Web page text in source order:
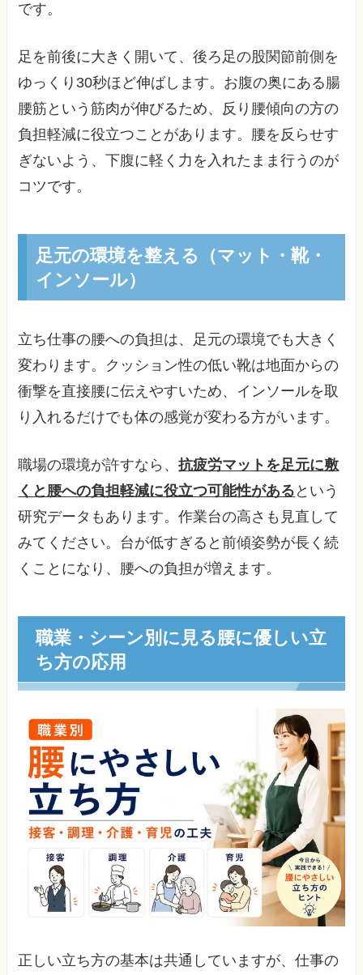
です。
足を前後に大きく開いて、後ろ足の股関節前側を
ゆっくり30秒ほど伸ばします。お腹の奥にある腸
腰筋という筋肉が伸びるため、反り腰傾向の方の
負担軽減に役立つことがあります。腰を反らせす
ぎないよう、下腹に軽く力を入れたまま行うのが
コツです。
足元の環境を整える（マット・靴・
インソール）
立ち仕事の腰への負担は、足元の環境でも大きく
変わります。クッション性の低い靴は地面からの
衝撃を直接腰に伝えやすいため、インソールを取
り入れるだけでも体の感覚が変わる方がいます。
職場の環境が許すなら、抗疲労マットを足元に敷
くと腰への負担軽減に役立つ可能性がある という
研究データもあります。作業台の高さも見直して
みてください。台が低すぎると前傾姿勢が長く続
くことになり、腰への負担が増えます。
職業・シーン別に見る腰に優しい立
ち方の応用
正しい立ち方の基本は共通していますが、仕事の